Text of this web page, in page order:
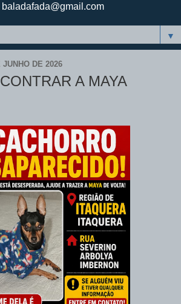
▼
DE 2026
A MAYA